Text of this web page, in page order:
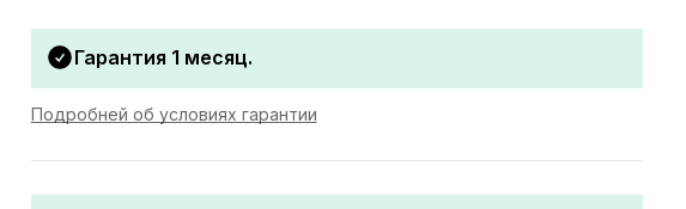
Гарантия 1 месяц.
Подробней об условиях гарантии